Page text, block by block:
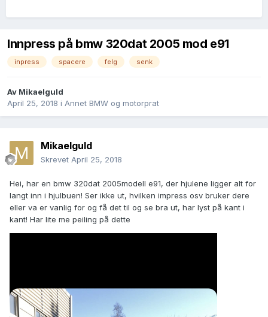
Innpress på bmw 320dat 2005 mod e91
inpress spacere felg senk
Av Mikaelguld
April 25, 2018 i Annet BMW og motorprat
Mikaelguld
Skrevet April 25, 2018
Hei, har en bmw 320dat 2005modell e91, der hjulene ligger alt for
langt inn i hjulbuen! Ser ikke ut, hvilken impress osv bruker dere
eller va er vanlig for og få det til og se bra ut, har lyst på kant i
kant! Har lite me peiling på dette